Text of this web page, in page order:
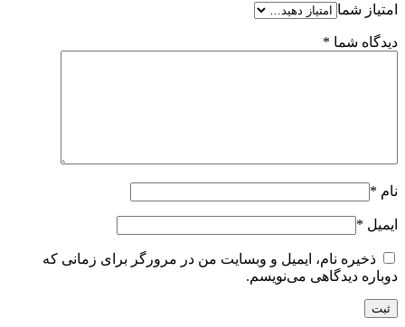
امتیاز شما
دیدگاه شما *
نام *
ایمیل *
ذخیره نام، ایمیل و وبسایت من در مرورگر برای زمانی که
دوباره دیدگاهی می‌نویسم.